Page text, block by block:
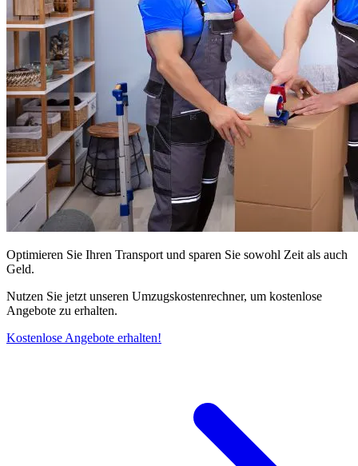
Optimieren Sie Ihren Transport und sparen Sie sowohl Zeit als auch
Geld.
Nutzen Sie jetzt unseren Umzugskostenrechner, um kostenlose
Angebote zu erhalten.
Kostenlose Angebote erhalten!